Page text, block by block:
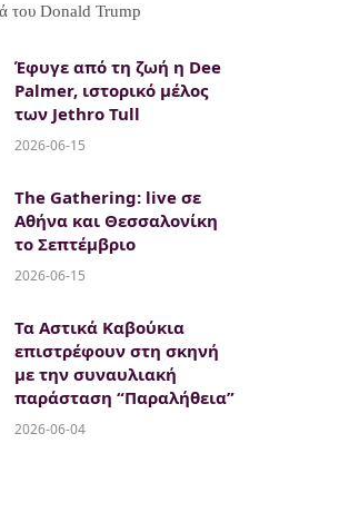
του Donald Trump
Έφυγε από τη ζωή η Dee
Palmer, ιστορικό μέλος
των Jethro Tull
2026-06-15
The Gathering: live σε
Αθήνα και Θεσσαλονίκη
το Σεπτέμβριο
2026-06-15
Τα Αστικά Καβούκια
επιστρέφουν στη σκηνή
με την συναυλιακή
παράσταση “Παραλήθεια”
2026-06-04